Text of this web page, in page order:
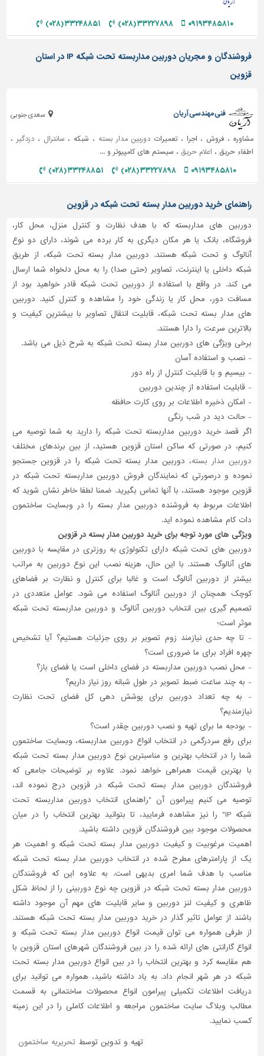
دیوارپوش،
و
سرویس
و
ماشین
آلات
برقی،روشنایی،ایمنی
و
ساخت
ساز
تاسیسات
ساختمان
شهرسازی،
ترافیک
و
سازه
سایر
۰۹۱۹۳۴۸۵۸۱۰ ۳۳۲۲۷۸۹۸ (۰۲۸) ۳۳۲۴۸۸۵۱ (۰۲۸)
فروشندگان و مجریان دوربین مداربسته تحت شبکه IP در استان
قزوین
سعدی جنوبی فنی مهندسی آریان
مشاوره ، فروش ، اجرا ، تعمیرات دوربین مدار بسته ، شبکه ، سانترال ، دزدگیر ،
اطفاء حریق ، اعلام حریق ، سیستم های کامپیوتر و ...
۰۹۱۹۳۴۸۵۸۱۰ ۳۳۲۲۷۸۹۸ (۰۲۸) ۳۳۲۴۸۸۵۱ (۰۲۸)
راهنمای خرید دوربین مدار بسته تحت شبکه در قزوین
دوربین های مداربسته که با هدف نظارت و کنترل منزل، محل کار،
فروشگاه، بانک یا هر مکان دیگری به کار برده می شوند، دارای دو نوع
آنالوگ و تحت شبکه هستند. دوربین مدار بسته تحت شبکه، از طریق
شبکه داخلی یا اینترنت، تصاویر (حتی صدا) را به محل دلخواه شما ارسال
می کند. در واقع با استفاده از دوربین تحت شبکه قادر خواهید بود از
مسافت دور، محل کار یا زندگی خود را مشاهده و کنترل کنید. دوربین
های مدار بسته تحت شبکه، قابلیت انتقال تصاویر با بیشترین کیفیت و
بالاترین سرعت را دارا هستند.
برخی ویژگی های دوربین مدار بسته تحت شبکه به شرح ذیل می باشد.
- نصب و استفاده آسان
- بیسیم و با قابلیت کنترل از راه دور
- قابلیت استفاده از چندین دوربین
- امکان ذخیره اطلاعات بر روی کارت حافظه
- حالت دید در شب رنگی
اگر قصد خرید دوربین مداربسته تحت شبکه را دارید به شما توصیه می
کنیم، در صورتی که ساکن استان قزوین هستید، از بین برندهای مختلف
دوربین مدار بسته، دوربین مدار بسته تحت شبکه را در قزوین جستجو
نموده و درصورتی که نمایندگان فروش دوربین مداربسته تحت شبکه در
قزوین موجود هستند، با آنها تماس بگیرید. ضمنا لطفا خاطر نشان شوید که
اطلاعات مربوط به فروشنده دوربین مدار بسته را در وبسایت ساختمون
دات کام مشاهده نموده اید.
ویژگی های مورد توجه برای خرید دوربین مدار بسته در قزوین
دوربین های تحت شبکه دارای تکنولوژی به روزتری در مقایسه با دوربین
های آنالوگ هستند. با این حال، هزینه نصب این نوع دوربین به مراتب
بیشتر از دوربین آنالوگ است و غالبا برای کنترل و نظارت بر فضاهای
کوچک همچنان از دوربین آنالوگ استفاده می شود. عوامل متعددی در
تصمیم گیری بین انتخاب دوربین آنالوگ و دوربین مداربسته تحت شبکه
موثر است؛
- تا چه حدی نیازمند زوم تصویر بر روی جزئیات هستیم؟ آیا تشخیص
چهره افراد برای ما ضروری است؟
- محل نصب دوربین مداربسته در فضای داخلی است یا فضای باز؟
- به چند ساعت ضبط تصویر در طول شبانه روز نیاز داریم؟
- به چه تعداد دوربین برای پوشش دهی کل فضای تحت نظارت
نیازمندیم؟
- بودجه ما برای تهیه و نصب دوربین چقدر است؟
برای رفع سردرگمی در انتخاب انواع دوربین مداربسته، وبسایت ساختمون
شما را در انتخاب بهترین و مناسبترین نوع دوربین مدار بسته تحت شبکه
با بهترین قیمت همراهی خواهد نمود. علاوه بر توضیحات جامعی که
فروشندگان دوربین مدار بسته تحت شبکه در قزوین درج نموده اند،
توصیه می کنیم پیرامون آن "راهنمای انتخاب دوربین مداربسته تحت
شبکه IP" را نیز مشاهده فرمایید، تا بتوانید بهترین انتخاب را در میان
محصولات موجود بین فروشندگان قزوین داشته باشید.
اهمیت مرغوبیت و کیفیت دوربین مدار بسته تحت شبکه و اهمیت هر
یک از پارامترهای مطرح شده در انتخاب دوربین مدار بسته تحت شبکه
مناسب با هدف شما امری بدیهی است. به علاوه این که فروشندگان
دوربین مدار بسته تحت شبکه در قزوین چه نوع دوربینی را از لحاظ شکل
ظاهری و کیفیت لنز دوربین و سایر قابلیت های مهم آن موجود داشته
باشند از عوامل تاثیر گذار در خرید دوربین مدار بسته تحت شبکه هستند.
از طرفی همواره می توان قیمت انواع دوربین مدار بسته تحت شبکه و
انواع گارانتی های ارائه شده را در بین فروشندگان شهرهای استان قزوین با
هم مقایسه کرد و بهترین انتخاب را در بین انواع دوربین مدار بسته تحت
شبکه در هر شهر انجام داد. به یاد داشته باشید، همواره می توانید برای
دریافت اطلاعات تکمیلی پیرامون انواع محصولات ساختمانی به قسمت
مطالب وبلاگ سایت ساختمون مراجعه و اطلاعات کاملی را در این زمینه
کسب نمایید.
تهیه و تدوین توسط تحریریه ساختمون